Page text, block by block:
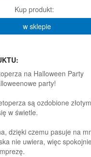
Kup produkt:
w sklepie
na Halloween Party
party!
są ozdobione
w świetle.
dzięki czemu pasuje na
nie uwiera, więc